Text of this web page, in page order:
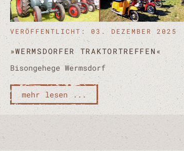
VERÖFFENTLICHT: 03. DEZEMBER 2025
»WERMSDORFER TRAKTORTREFFEN«
Bisongehege Wermsdorf
mehr lesen ...